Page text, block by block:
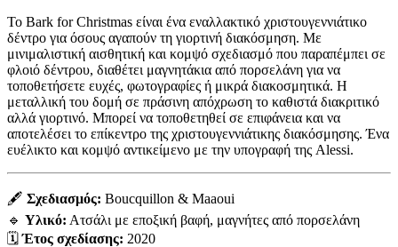
Το Bark for Christmas είναι ένα εναλλακτικό χριστουγεννιάτικο
δέντρο για όσους αγαπούν τη γιορτινή διακόσμηση. Με
μινιμαλιστική αισθητική και κομψό σχεδιασμό που παραπέμπει σε
φλοιό δέντρου, διαθέτει μαγνητάκια από πορσελάνη για να
τοποθετήσετε ευχές, φωτογραφίες ή μικρά διακοσμητικά. Η
μεταλλική του δομή σε πράσινη απόχρωση το καθιστά διακριτικό
αλλά γιορτινό. Μπορεί να τοποθετηθεί σε επιφάνεια και να
αποτελέσει το επίκεντρο της χριστουγεννιάτικης διακόσμησης. Ένα
ευέλικτο και κομψό αντικείμενο με την υπογραφή της Alessi.
🖋️ Σχεδιασμός: Boucquillon & Maaoui
🔹 Υλικό: Ατσάλι με εποξική βαφή, μαγνήτες από πορσελάνη
🗓️Έτος σχεδίασης: 2020